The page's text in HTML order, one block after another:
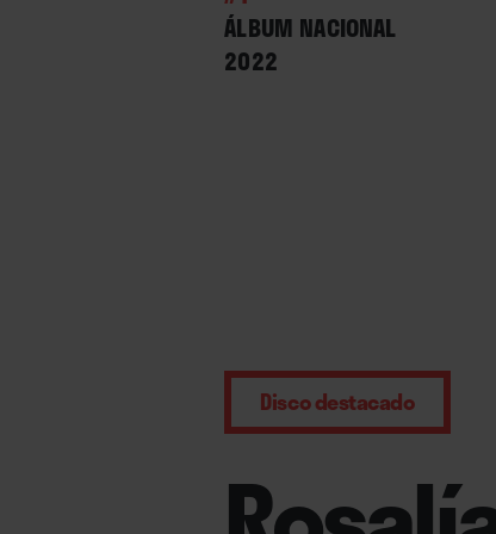
ÁLBUM NACIONAL
2022
Disco destacado